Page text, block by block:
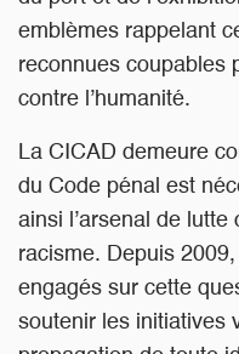
emblèmes rappelant
reconnues coupables
contre l’humanité.
La CICAD demeure
du Code pénal est
ainsi l’arsenal de lutte
racisme. Depuis
engagés sur cette
soutenir les initiatives